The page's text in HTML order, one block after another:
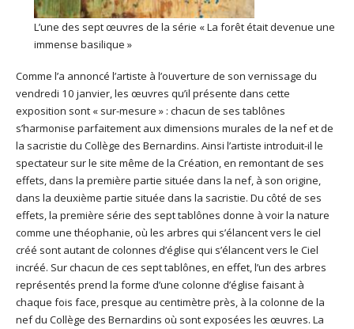
L’une des sept œuvres de la série « La forêt était devenue une
immense basilique »
Comme l’a annoncé l’artiste à l’ouverture de son vernissage du
vendredi 10 janvier, les œuvres qu’il présente dans cette
exposition sont « sur-mesure » : chacun de ses tablônes
s’harmonise parfaitement aux dimensions murales de la nef et de
la sacristie du Collège des Bernardins. Ainsi l’artiste introduit-il le
spectateur sur le site même de la Création, en remontant de ses
effets, dans la première partie située dans la nef, à son origine,
dans la deuxième partie située dans la sacristie. Du côté de ses
effets, la première série des sept tablônes donne à voir la nature
comme une théophanie, où les arbres qui s’élancent vers le ciel
créé sont autant de colonnes d’église qui s’élancent vers le Ciel
incréé. Sur chacun de ces sept tablônes, en effet, l’un des arbres
représentés prend la forme d’une colonne d’église faisant à
chaque fois face, presque au centimètre près, à la colonne de la
nef du Collège des Bernardins où sont exposées les œuvres. La